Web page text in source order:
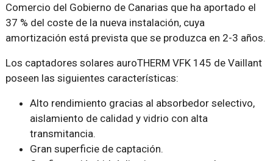
Comercio del Gobierno de Canarias que ha aportado el
37 % del coste de la nueva instalación, cuya
amortización está prevista que se produzca en 2-3 años.
Los captadores solares auroTHERM VFK 145 de Vaillant
poseen las siguientes características:
Alto rendimiento gracias al absorbedor selectivo,
aislamiento de calidad y vidrio con alta
transmitancia.
Gran superficie de captación.